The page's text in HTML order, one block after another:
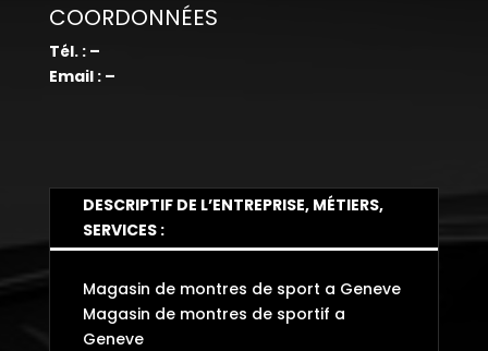
COORDONNÉES
Tél. : –
Email : –
DESCRIPTIF DE L’ENTREPRISE, MÉTIERS,
SERVICES :
Magasin de montres de sport a Geneve
Magasin de montres de sportif a
Geneve